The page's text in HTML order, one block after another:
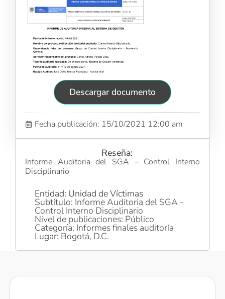
Descargar documento
Fecha publicación: 15/10/2021 12:00 am
Reseña:
Informe Auditoria del SGA – Control Interno
Disciplinario
Entidad: Unidad de Víctimas
Subtítulo: Informe Auditoria del SGA -
Control Interno Disciplinario
Nivel de publicaciones: Público
Categoría: Informes finales auditoría
Lugar: Bogotá, D.C.